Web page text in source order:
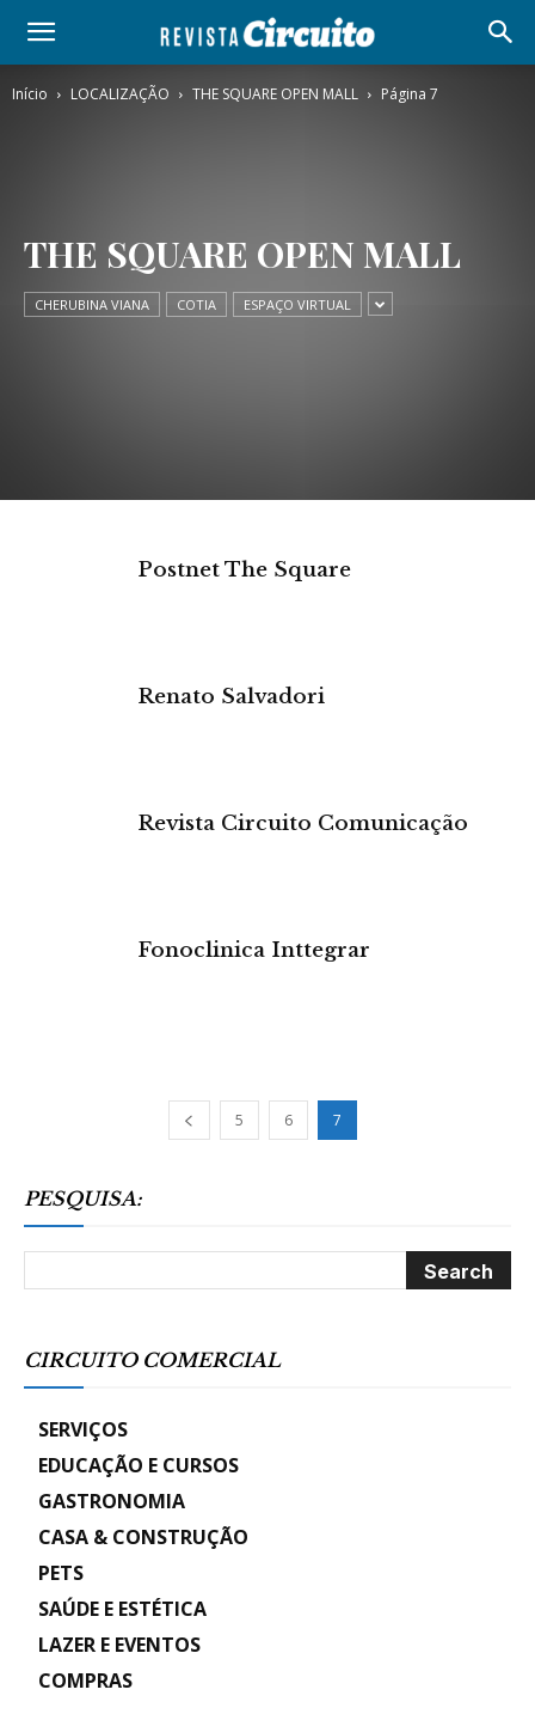
Início LOCALIZAÇÃO THE SQUARE OPEN MALL Página 7
THE SQUARE OPEN MALL
CHERUBINA VIANA COTIA ESPAÇO VIRTUAL
Postnet The Square
Renato Salvadori
Revista Circuito Comunicação
Fonoclinica Inttegrar
5 6 7
PESQUISA:
CIRCUITO COMERCIAL
SERVIÇOS
EDUCAÇÃO E CURSOS
GASTRONOMIA
CASA & CONSTRUÇÃO
PETS
SAÚDE E ESTÉTICA
LAZER E EVENTOS
COMPRAS